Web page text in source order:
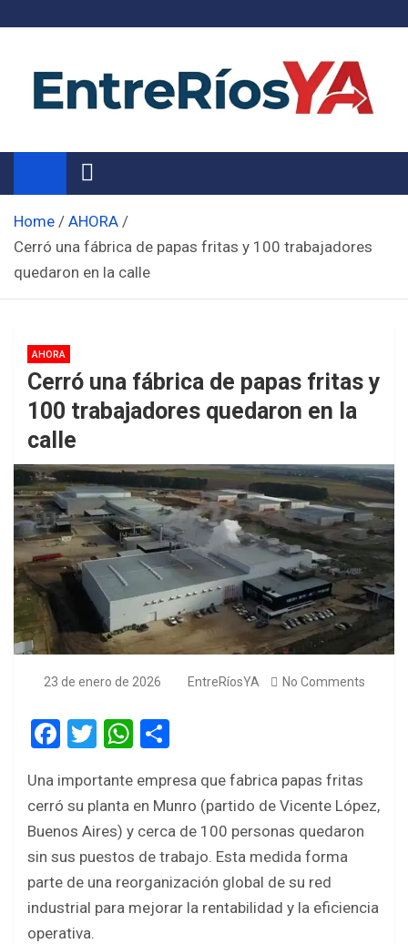
Noticias de Entre Ríos
Información de toda la provincia ahora
Home
AHORA
Cerró una fábrica de papas fritas y 100 trabajadores
quedaron en la calle
AHORA
Cerró una fábrica de papas fritas y
100 trabajadores quedaron en la
calle
23 de enero de 2026 EntreRíosYA No Comments
F
ce
b
o
o
k
T
tt
er
W
at
s
A
p
p
ar
e
Una importante empresa que fabrica papas fritas
cerró su planta en Munro (partido de Vicente López,
Buenos Aires) y cerca de 100 personas quedaron
sin sus puestos de trabajo. Esta medida forma
parte de una reorganización global de su red
industrial para mejorar la rentabilidad y la eficiencia
operativa.